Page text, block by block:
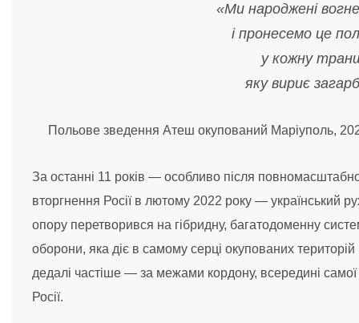
«Ми народжені
і пронесемо це
у кожну
яку вириє
Польове зведення Атеш окупований Маріуполь,
За останні 11 років — особливо після
вторгнення Росії в лютому 2022 року — український
опору перетворився на гібридну, багатодоменну
оборони, яка діє в самому серці окупованих територій
дедалі частіше — за межами кордону, всередині самої
Росії.